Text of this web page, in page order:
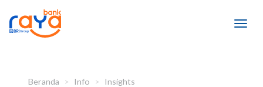
Beranda Info
Insights